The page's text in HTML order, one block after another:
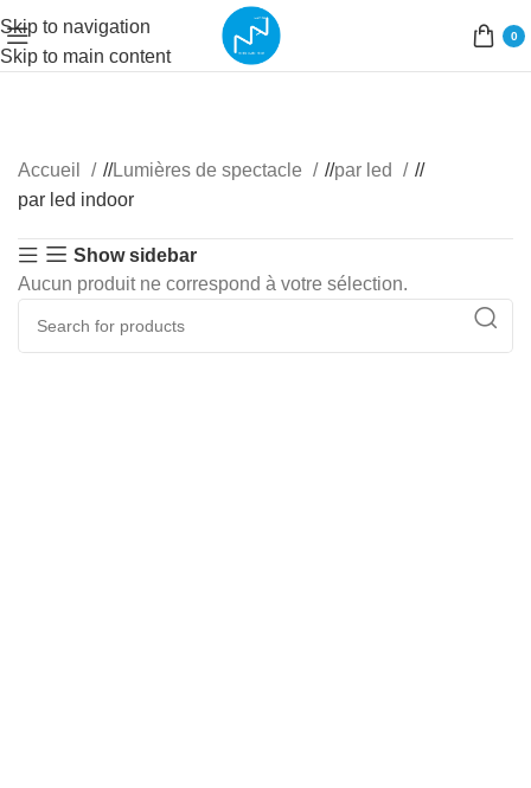
Skip to navigation
Skip to main content
0
Accueil / Lumières de spectacle / par led
/
par led indoor
Show sidebar
Aucun produit ne correspond à votre sélection.